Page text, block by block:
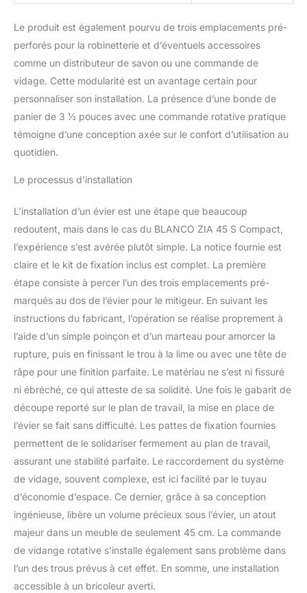
Le produit est également pourvu de trois emplacements pré-
perforés pour la robinetterie et d’éventuels accessoires
comme un distributeur de savon ou une commande de
vidage. Cette modularité est un avantage certain pour
personnaliser son installation. La présence d’une bonde de
panier de 3 ½ pouces avec une commande rotative pratique
témoigne d’une conception axée sur le confort d’utilisation au
quotidien.
Le processus d’installation
L’installation d’un évier est une étape que beaucoup
redoutent, mais dans le cas du BLANCO ZIA 45 S Compact,
l’expérience s’est avérée plutôt simple. La notice fournie est
claire et le kit de fixation inclus est complet. La première
étape consiste à percer l’un des trois emplacements pré-
marqués au dos de l’évier pour le mitigeur. En suivant les
instructions du fabricant, l’opération se réalise proprement à
l’aide d’un simple poinçon et d’un marteau pour amorcer la
rupture, puis en finissant le trou à la lime ou avec une tête de
râpe pour une finition parfaite. Le matériau ne s’est ni fissuré
ni ébréché, ce qui atteste de sa solidité. Une fois le gabarit de
découpe reporté sur le plan de travail, la mise en place de
l’évier se fait sans difficulté. Les pattes de fixation fournies
permettent de le solidariser fermement au plan de travail,
assurant une stabilité parfaite. Le raccordement du système
de vidage, souvent complexe, est ici facilité par le tuyau
d’économie d’espace. Ce dernier, grâce à sa conception
ingénieuse, libère un volume précieux sous l’évier, un atout
majeur dans un meuble de seulement 45 cm. La commande
de vidange rotative s’installe également sans problème dans
l’un des trous prévus à cet effet. En somme, une installation
accessible à un bricoleur averti.